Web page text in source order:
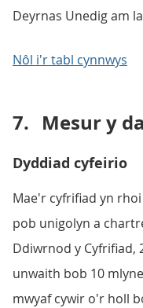
Deyrnas Unedig am
Nôl i'r tabl cynnwys
7. Mesur y
Dyddiad cyfeirio
Mae'r cyfrifiad yn
pob unigolyn a
Ddiwrnod y Cyfrifiad,
unwaith bob 10
mwyaf cywir o'r holl